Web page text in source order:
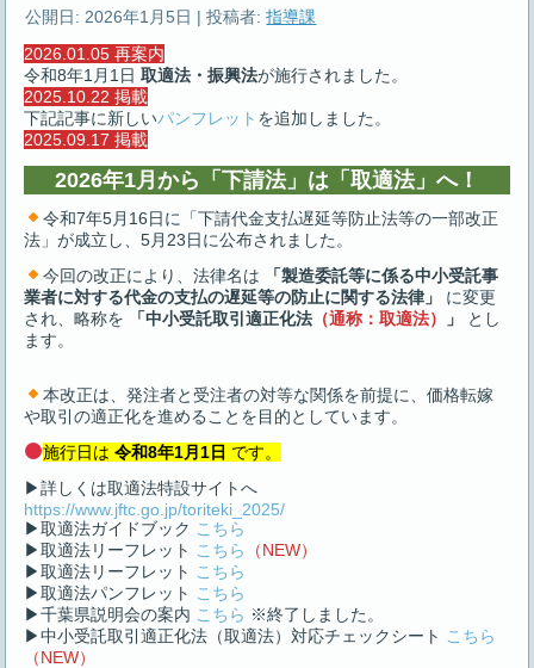
公開日: 2026年1月5日 |投稿者: 指導課
2026.01.05 再案内
令和8年1月1日取適法・振興法が施行されました。
2025.10.22 掲載
下記記事に新しいパンフレット を追加しました。
2025.09.17 掲載
2026年1月から「下請法」は「取適法」へ！
令和7年5月16日に「下請代金支払遅延等防止法等の一部改正
法」が成立し、5月23日に公布されました。
今回の改正により、法律名は
「製造委託等に係る中小受託事
業者に対する代金の支払の遅延等の防止に関する法律」
に変更
され、略称を
「中小受託取引適正化法 （通称：取適法） 」
とし
ます。
本改正は、発注者と受注者の対等な関係を前提に、価格転嫁
や取引の適正化を進めることを目的としています。
施行日は令和8年1月1日 です。
▶詳しくは取適法特設サイトへ
https://www.jftc.go.jp/toriteki_2025/
▶取適法ガイドブック こちら
▶取適法リーフレット こちら
（NEW）
▶取適法リーフレット こちら
▶取適法パンフレット こちら
▶千葉県説明会の案内 こちら ※終了しました。
▶中小受託取引適正化法（取適法）対応チェックシート こちら
（NEW）